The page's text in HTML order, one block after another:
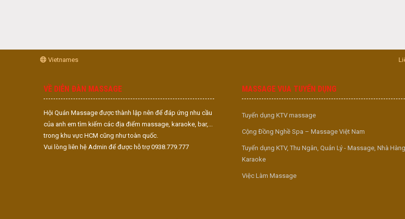
Vietnames
VỀ DIỄN ĐÀN MASSAGE
Hội Quán Massage được thành lập nên để đáp ứng nhu cầu
của anh em tìm kiếm các địa điểm massage, karaoke, bar,...
trong khu vực HCM cũng như toàn quốc.
Vui lòng liên hệ Admin để được hỗ trợ 0938.779.777
MASSAGE VUA TUYỂN DỤNG
Tuyển dụng KTV massage
Cộng Đồng Nghề Spa – Massage Việt Nam
Tuyển dụng KTV, Thu Ngân, Quản Lý - Massage, Nhà
Karaoke
Việc Làm Massage